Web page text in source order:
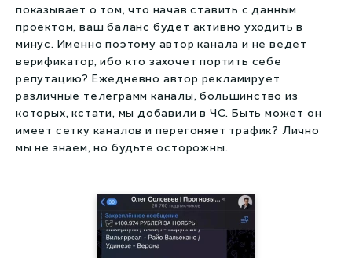
показывает о том, что начав ставить с данным
проектом, ваш баланс будет активно уходить в
минус. Именно поэтому автор канала и не ведет
верификатор, ибо кто захочет портить себе
репутацию? Ежедневно автор рекламирует
различные телеграмм каналы, большинство из
которых, кстати, мы добавили в ЧС. Быть может он
имеет сетку каналов и перегоняет трафик? Лично
мы не знаем, но будьте осторожны.